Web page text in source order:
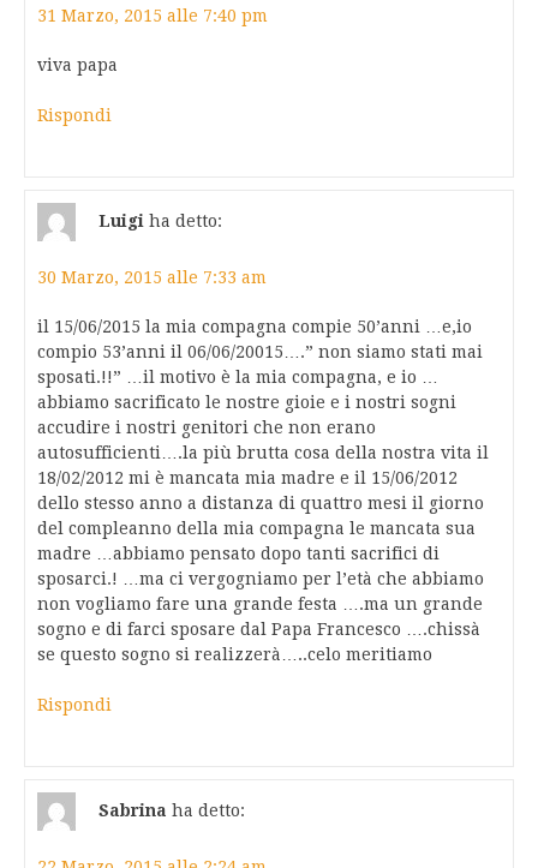
31 Marzo, 2015 alle 7:40 pm
viva papa
Rispondi
Luigi ha detto:
30 Marzo, 2015 alle 7:33 am
il 15/06/2015 la mia compagna compie 50’anni …e,io
compio 53’anni il 06/06/20015….” non siamo stati mai
sposati.!!” …il motivo è la mia compagna, e io …
abbiamo sacrificato le nostre gioie e i nostri sogni
accudire i nostri genitori che non erano
autosufficienti….la più brutta cosa della nostra vita il
18/02/2012 mi è mancata mia madre e il 15/06/2012
dello stesso anno a distanza di quattro mesi il giorno
del compleanno della mia compagna le mancata sua
madre …abbiamo pensato dopo tanti sacrifici di
sposarci.! …ma ci vergogniamo per l’età che abbiamo
non vogliamo fare una grande festa ….ma un grande
sogno e di farci sposare dal Papa Francesco ….chissà
se questo sogno si realizzerà…..celo meritiamo
Rispondi
Sabrina ha detto: